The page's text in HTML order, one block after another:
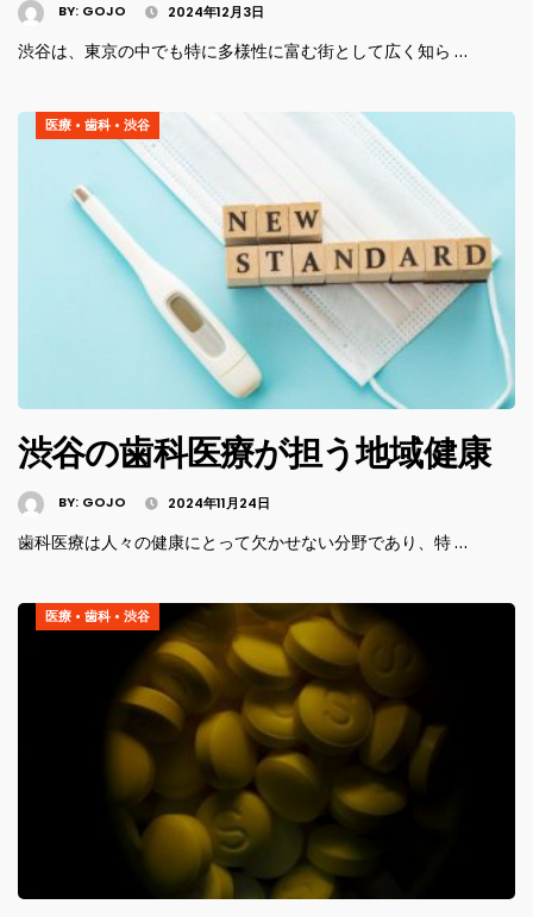
BY: GOJO 2024年12月3日
渋谷は、東京の中でも特に多様性に富む街として広く知ら …
医療 • 歯科 • 渋谷
渋谷の歯科医療が担う地域健康
BY: GOJO 2024年11月24日
歯科医療は人々の健康にとって欠かせない分野であり、特 …
医療 • 歯科 • 渋谷